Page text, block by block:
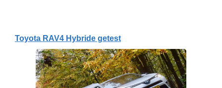
Toyota RAV4 Hybride getest